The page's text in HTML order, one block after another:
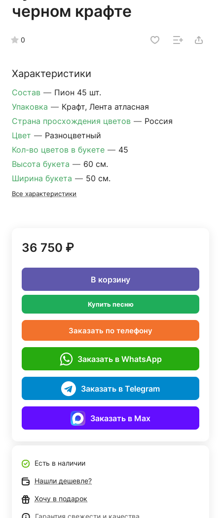
черном крафте
0
Характеристики
Состав — Пион 45 шт.
Упаковка — Крафт, Лента атласная
Страна просхождения цветов — Россия
Цвет — Разноцветный
Кол-во цветов в букете — 45
Высота букета — 60 см.
Ширина букета — 50 см.
Все характеристики
36 750 ₽
В корзину
Купить песню
Заказать по телефону
Заказать в WhatsApp
Заказать в Telegram
Заказать в Max
Есть в наличии
Нашли дешевле?
Хочу в подарок
Гарантия свежести и качества